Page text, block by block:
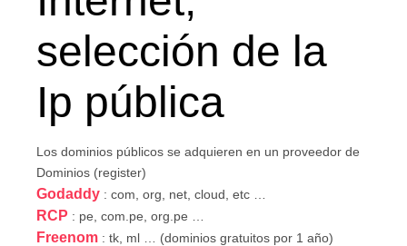
selección de la
Ip pública
Los dominios públicos se adquieren en un proveedor de
Dominios (register)
Godaddy : com, org, net, cloud, etc …
RCP : pe, com.pe, org.pe …
Freenom : tk, ml … (dominios gratuitos por 1 año)